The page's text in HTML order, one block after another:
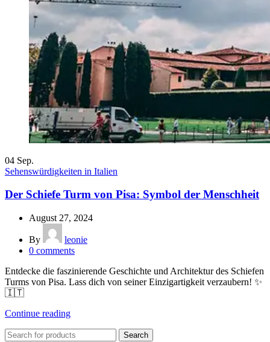
04 Sep.
Sehenswürdigkeiten in Italien
Der Schiefe Turm von Pisa: Symbol der Menschheit
August 27, 2024
By
leonie
0 comments
Entdecke die faszinierende Geschichte und Architektur des Schiefen
Turms von Pisa. Lass dich von seiner Einzigartigkeit verzaubern! ✨
🇮🇹
Continue reading
Search